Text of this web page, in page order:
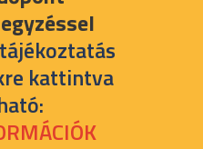
tájékoztatás
kattintva